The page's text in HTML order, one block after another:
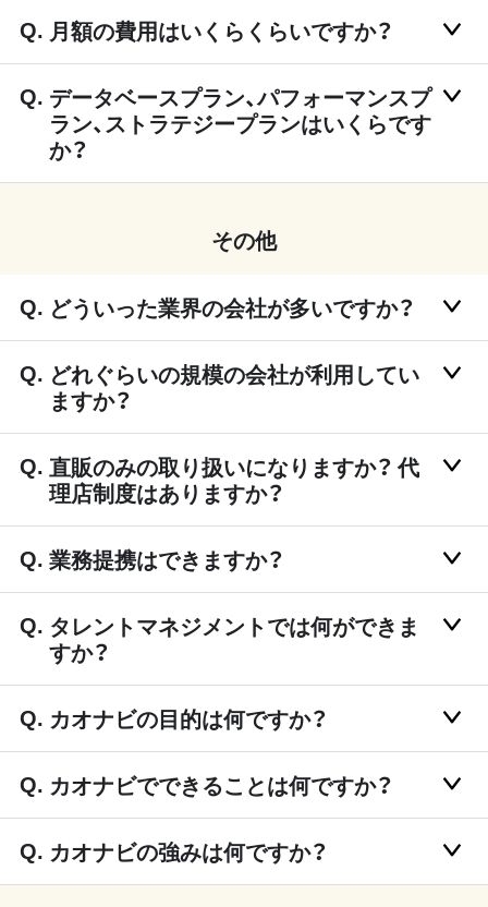
月額の費用はいくらくらいですか？
データベースプラン、パフォーマンスプ
ラン、ストラテジープランはいくらです
か？
その他
どういった業界の会社が多いですか？
どれぐらいの規模の会社が利用してい
ますか？
直販のみの取り扱いになりますか？ 代
理店制度はありますか？
業務提携はできますか？
タレントマネジメントでは何ができま
すか？
カオナビの目的は何ですか？
カオナビでできることは何ですか？
カオナビの強みは何ですか？